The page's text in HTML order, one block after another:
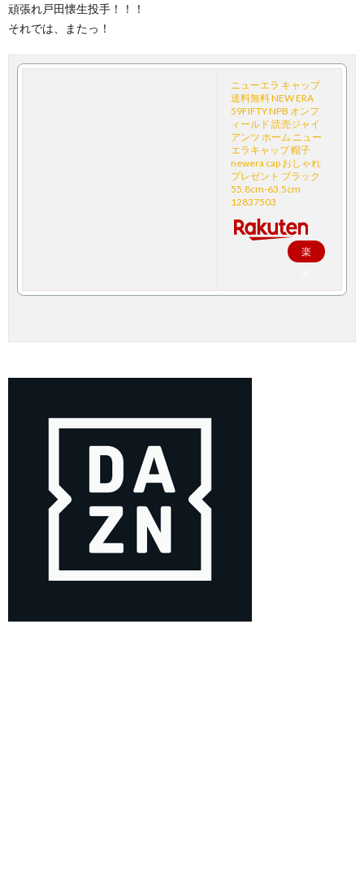
頑張れ戸田懐生投手！！！
それでは、またっ！
ニューエラ キャップ
送料無料 NEW ERA
59FIFTY NPB オンフ
ィールド 読売ジャイ
アンツ ホーム ニュー
エラキャップ 帽子
newera cap おしゃれ
プレゼント ブラック
55.8cm-63.5cm
12837503
楽
で